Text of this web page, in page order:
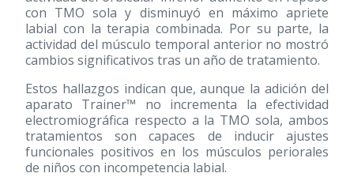
con TMO sola y disminuyó en máximo apriete
labial con la terapia combinada. Por su parte, la
actividad del músculo temporal anterior no mostró
cambios significativos tras un año de tratamiento.
Estos hallazgos indican que, aunque la adición del
aparato Trainer™ no incrementa la efectividad
electromiográfica respecto a la TMO sola, ambos
tratamientos son capaces de inducir ajustes
funcionales positivos en los músculos periorales
de niños con incompetencia labial.